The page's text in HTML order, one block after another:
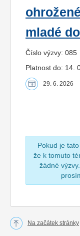
mladé
Číslo výzvy: 085
Platnost do: 14.
29. 6. 2026
Pokud je
že k tomuto
žádné
Na začátek stránky